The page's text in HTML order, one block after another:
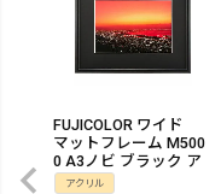
FUJICOLOR ワイド
マットフレーム M500
0 A3ノビ ブラック ア
クリル
アクリル